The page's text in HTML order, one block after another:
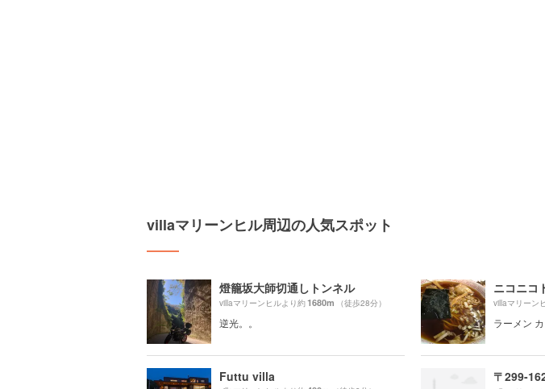
villaマリーンヒル周辺の人気スポット
燈籠坂大師切通しトンネル
villaマリーンヒルより約1680m （徒歩28分）
逆光。。
ニコニコ
villaマリーン
ラーメン
Futtu villa